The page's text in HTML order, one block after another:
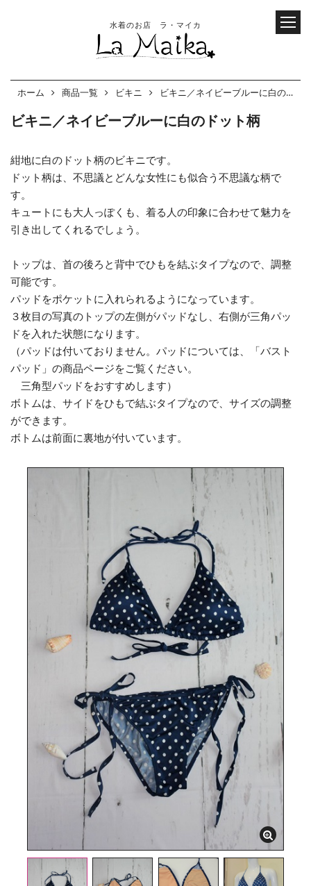
水着のお店 ラ・マイカ
ホーム 商品一覧 ビキニ ビキニ／ネイビーブルーに白のドット柄
ビキニ／ネイビーブルーに白のドット柄
紺地に白のドット柄のビキニです。
ドット柄は、不思議とどんな女性にも似合う不思議な柄で
す。
キュートにも大人っぽくも、着る人の印象に合わせて魅力を
引き出してくれるでしょう。
トップは、首の後ろと背中でひもを結ぶタイプなので、調整
可能です。
パッドをポケットに入れられるようになっています。
３枚目の写真のトップの左側がパッドなし、右側が三角パッ
ドを入れた状態になります。
（パッドは付いておりません。パッドについては、「バスト
パッド」の商品ページをご覧ください。
三角型パッドをおすすめします）
ボトムは、サイドをひもで結ぶタイプなので、サイズの調整
ができます。
ボトムは前面に裏地が付いています。